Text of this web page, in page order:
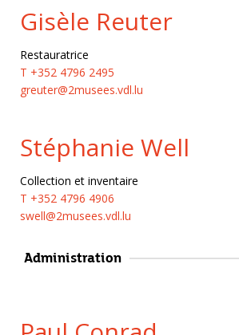
Gisèle Reuter
Restauratrice
T +352 4796 2495
greuter@2musees.vdl.lu
Stéphanie Well
Collection et inventaire
T +352 4796 4906
swell@2musees.vdl.lu
Administration